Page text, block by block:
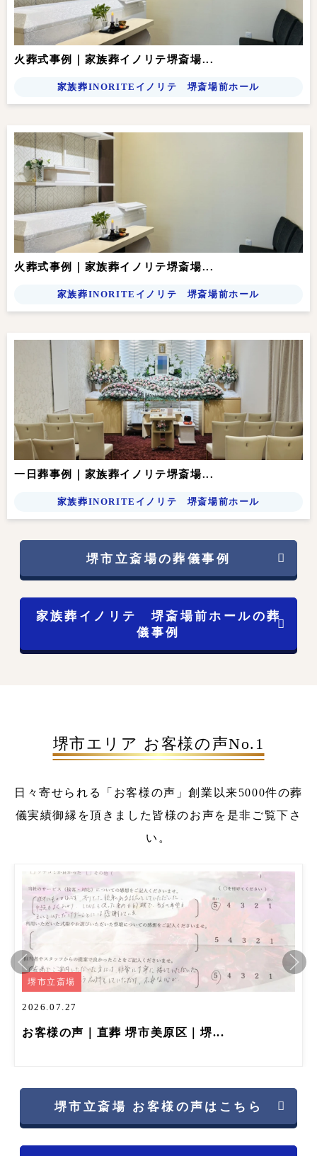
火葬式事例｜家族葬イノリテ堺斎場...
家族葬INORITEイノリテ 堺斎場前ホール
火葬式事例｜家族葬イノリテ堺斎場...
家族葬INORITEイノリテ 堺斎場前ホール
一日葬事例｜家族葬イノリテ堺斎場...
家族葬INORITEイノリテ 堺斎場前ホール
堺市立斎場の葬儀事例
家族葬イノリテ 堺斎場前ホールの葬
儀事例
堺市エリア お客様の声No.1
日々寄せられる「お客様の声」創業以来5000件の葬
儀実績御縁を頂きました皆様のお声を是非ご覧下さ
い。
堺市立斎場
2026.07.27
お客様の声｜直葬 堺市美原区｜堺...
堺市立斎場 お客様の声はこちら